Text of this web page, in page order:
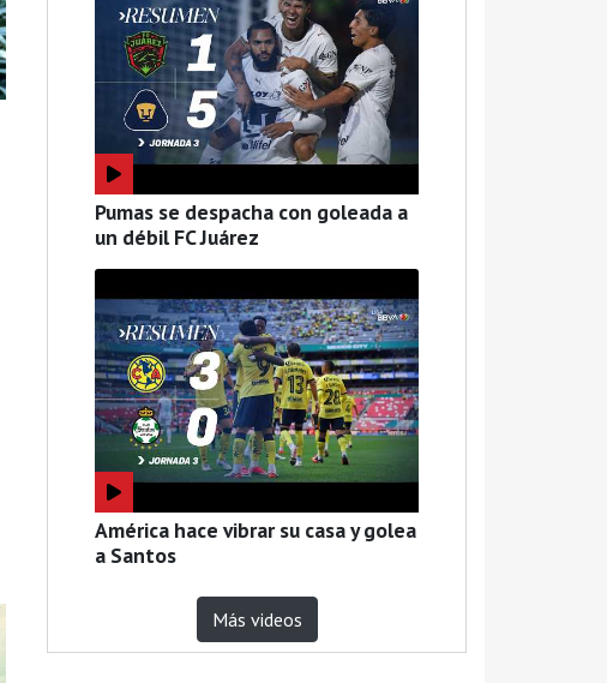
Pumas se despacha con goleada a
un débil FC Juárez
América hace vibrar su casa y golea
a Santos
Más videos